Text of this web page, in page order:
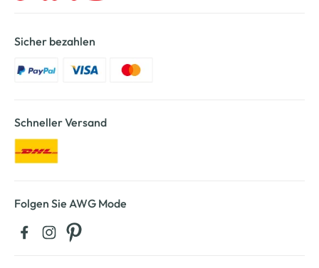
Sicher bezahlen
Schneller Versand
Folgen Sie AWG Mode